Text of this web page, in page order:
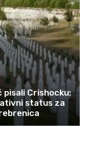
pisali Crishocku:
status za